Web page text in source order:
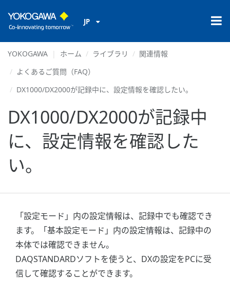
JP
YOKOGAWA ホーム ライブラリ
関連情報
よくあるご質問（FAQ）
DX1000/DX2000が記録中に、設定情報を確認したい。
DX1000/DX2000が記録中
に、設定情報を確認した
い。
「設定モード」内の設定情報は、記録中でも確認でき
ます。「基本設定モード」内の設定情報は、記録中の
本体では確認できません。
DAQSTANDARDソフトを使うと、DXの設定をPCに受
信して確認することができます。